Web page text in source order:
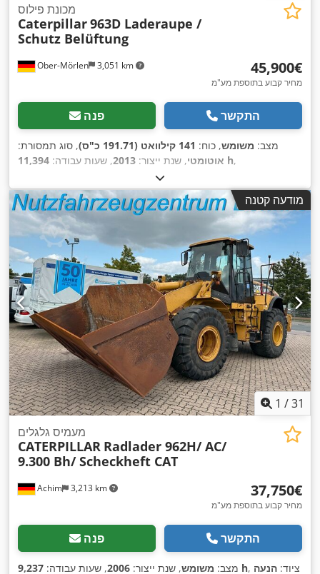
Ober-Mörlen 3,051 km
מכונת פילוס
Caterpillar963D Laderaupe /
Schutz Belüftung
‏45,900 ‏€
מחיר קבוע בתוספת מע"מ
פנה התקשר
מצב: משומש, כוח: 141 קילוואט (191.71 כ"ס)
, סוג תמסורת:
אוטומטי, שנת ייצור: 2013, שעות עבודה: 11,394 h,
מודעה קטנה
1 /31
Achim 3,213 km
מעמיס גלגלים
CATERPILLAR Radlader 962H/ AC/
9.300 Bh/ Scheckheft CAT
‏37,750 ‏€
מחיר קבוע בתוספת מע"מ
פנה התקשר
מצב: משומש, שנת ייצור: 2006, שעות עבודה: 9,237 h , ציוד: הנעה